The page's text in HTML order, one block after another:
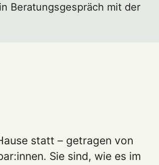
Beratungsgespräch mit der
statt – getragen von
Sie sind, wie es im